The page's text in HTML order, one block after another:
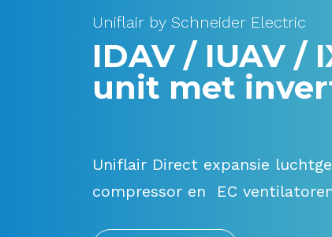
Uniflair by Schneider Electric
IDAV / IUAV /
unit met
Uniflair Direct expansie
compressor en EC